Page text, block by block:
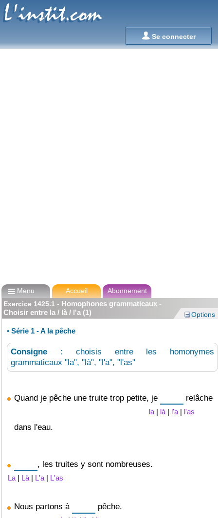
Se connecter
L'instit.com
L'instit.com
Menu Accueil
Abonnement
Exercice 1425.1 - Homophones grammaticaux -
Choisir entre la / là / l'a (1)
Options
• Série 1 - A la pêche
Consigne :choisis entre les homonymes
grammaticaux "la", "là", "l'a", "l'as"
Quand je pêche une truite trop petite, je
la | là | l'a | l'as
relâche
dans l'eau.
La | Là | L'a | L'as
, les truites y sont nombreuses.
Nous partons à pêche.